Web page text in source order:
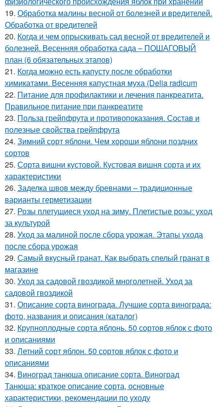
19. Обработка малины весной от болезней и вредителей.
Обработка от вредителей
20. Когда и чем опрыскивать сад весной от вредителей и
болезней. Весенняя обработка сада – ПОШАГОВЫЙ
план (6 обязательных этапов)
21. Когда можно есть капусту после обработки
химикатами. Весенняя капустная муха (Delia radicum
22. Питание для профилактики и лечения панкреатита.
Правильное питание при панкреатите
23. Польза грейпфрута и противопоказания. Состав и
полезные свойства грейпфрута
24. Зимний сорт яблони. Чем хороши яблони поздних
сортов
25. Сорта вишни кустовой. Кустовая вишня сорта и их
характеристики
26. Заделка швов между бревнами – традиционные
варианты герметизации
27. Розы плетущиеся уход на зиму. Плетистые розы: уход
за культурой
28. Уход за малиной после сбора урожая. Этапы ухода
после сбора урожая
29. Самый вкусный гранат. Как выбрать спелый гранат в
магазине
30. Уход за садовой гвоздикой многолетней. Уход за
садовой гвоздикой
31. Описание сорта винограда. Лучшие сорта винограда:
фото, названия и описания (каталог)
32. Крупноплодные сорта яблонь. 50 сортов яблок с фото
и описаниями
33. Летний сорт яблон. 50 сортов яблок с фото и
описаниями
34. Виноград танюша описание сорта. Виноград
Танюша: краткое описание сорта, основные
характеристики, рекомендации по уходу